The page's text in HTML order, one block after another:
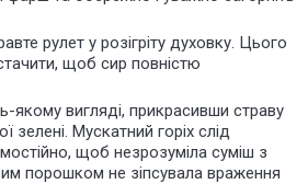
рулет у розігріту духовку. Цього
щоб сир повністю
якому вигляді, прикрасивши страву
зелені. Мускатний горіх слід
щоб незрозуміла суміш з
порошком не зіпсувала враження